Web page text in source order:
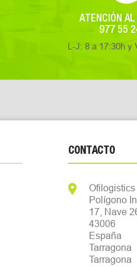
ATENCIÓN
977 55
L-J: 8 a 17:30h y
CONTACTO

Ofilogistics
Polígono
17, Nave
43006
España
Tarragona
Tarragona